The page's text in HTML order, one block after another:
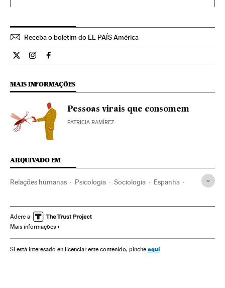
Receba o boletim do EL PAÍS América
Estilo El País Brasil en Twitter
Estilo El País Brasil en Instagram
Estilo El País Brasil en Facebook
MAIS INFORMAÇÕES
Pessoas virais que consomem
PATRICIA RAMÍREZ
ARQUIVADO EM
Relações humanas Psicologia Sociologia Espanha
Adere a
Mais informações
Si está interesado en licenciar este contenido, pinche aquí